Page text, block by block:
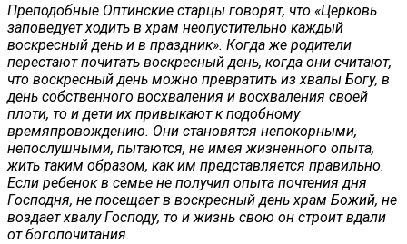
Преподобные Оптинские старцы говорят, что «Церковь
заповедует ходить в храм неопустительно каждый
воскресный день и в праздник». Когда же родители
перестают почитать воскресный день, когда они считают,
что воскресный день можно превратить из хвалы Богу, в
день собственного восхваления и восхваления своей
плоти, то и дети их привыкают к подобному
времяпровождению. Они становятся непокорными,
непослушными, пытаются, не имея жизненного опыта,
жить таким образом, как им представляется правильно.
Если ребенок в семье не получил опыта почтения дня
Господня, не посещает в воскресный день храм Божий, не
воздает хвалу Господу, то и жизнь свою он строит вдали
от богопочитания.